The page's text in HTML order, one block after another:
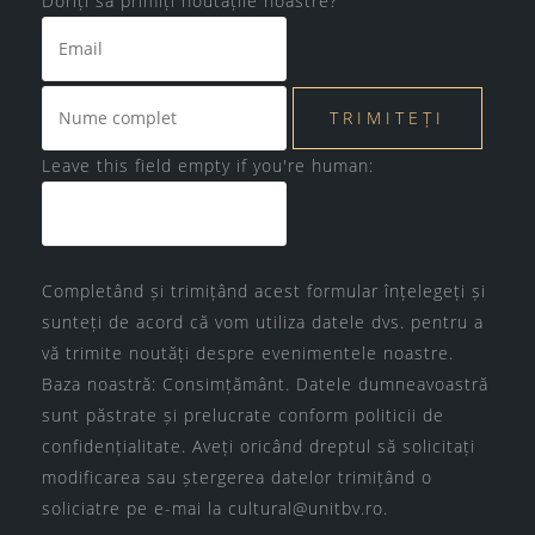
Leave this field empty if you're human:
Completând și trimițând acest formular înțelegeți și
sunteți de acord că vom utiliza datele dvs. pentru a
vă trimite noutăți despre evenimentele noastre.
Baza noastră: Consimțământ. Datele dumneavoastră
sunt păstrate și prelucrate conform politicii de
confidențialitate. Aveți oricând dreptul să solicitați
modificarea sau ștergerea datelor trimițând o
soliciatre pe e-mai la cultural@unitbv.ro.